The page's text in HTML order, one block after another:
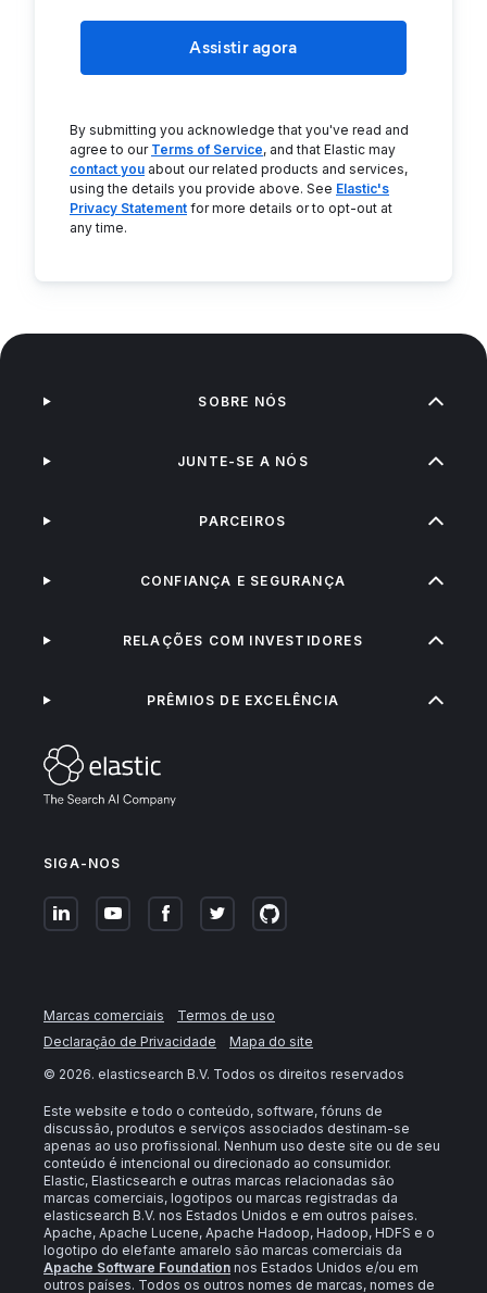
Assistir agora
By submitting you acknowledge that you've read and
agree to our Terms of Service, and that Elastic may
contact you about our related products and services,
using the details you provide above. See Elastic's
Privacy Statement for more details or to opt-out at
any time.
SIGA-NOS
SOBRE NÓS
JUNTE-SE A NÓS
PARCEIROS
CONFIANÇA E SEGURANÇA
RELAÇÕES COM INVESTIDORES
PRÊMIOS DE EXCELÊNCIA
Marcas comerciais
Termos de uso
Declaração de Privacidade
Mapa do site
© 2026. elasticsearch B.V. Todos os direitos reservados
Este website e todo o conteúdo, software, fóruns de
discussão, produtos e serviços associados destinam-se
apenas ao uso profissional. Nenhum uso deste site ou de seu
conteúdo é intencional ou direcionado ao consumidor.
Elastic, Elasticsearch e outras marcas relacionadas são
marcas comerciais, logotipos ou marcas registradas da
elasticsearch B.V. nos Estados Unidos e em outros países.
Apache, Apache Lucene, Apache Hadoop, Hadoop, HDFS e o
logotipo do elefante amarelo são marcas comerciais da
Apache Software Foundation nos Estados Unidos e/ou em
outros países. Todos os outros nomes de marcas, nomes de